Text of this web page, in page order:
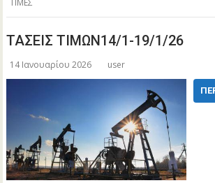
ΤΙΜΕΣ
ΤΑΣΕΙΣ ΤΙΜΩΝ14/1-19/1/26
14 Ιανουαρίου 2026 user